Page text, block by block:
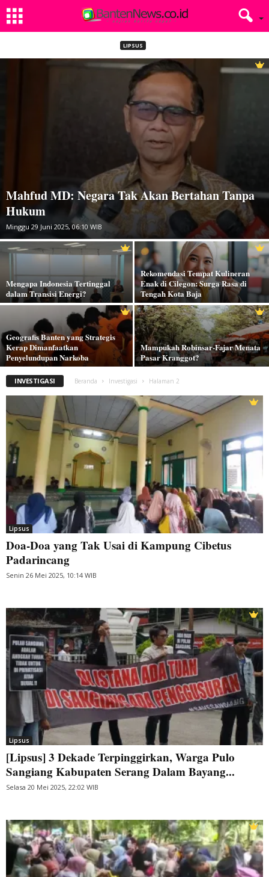
LIPSUS
Mahfud MD: Negara Tak Akan Bertahan Tanpa
Hukum
Minggu 29 Juni 2025, 06:10 WIB
Mengapa Indonesia Tertinggal
dalam Transisi Energi?
Rekomendasi Tempat Kulineran
Enak di Cilegon: Surga Rasa di
Tengah Kota Baja
Geografis Banten yang Strategis
Kerap Dimanfaatkan
Penyelundupan Narkoba
Mampukah Robinsar-Fajar Menata
Pasar Kranggot?
INVESTIGASI Beranda Investigasi Halaman 2
Lipsus
Doa-Doa yang Tak Usai di Kampung Cibetus
Padarincang
Senin 26 Mei 2025, 10:14 WIB
Lipsus
[Lipsus] 3 Dekade Terpinggirkan, Warga Pulo
Sangiang Kabupaten Serang Dalam Bayang...
Selasa 20 Mei 2025, 22:02 WIB